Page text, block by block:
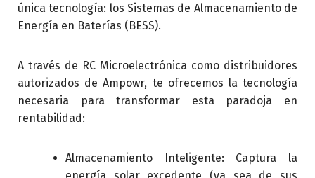
única tecnología: los Sistemas de Almacenamiento de
Energía en Baterías (BESS).
A través de RC Microelectrónica como distribuidores
autorizados de Ampowr, te ofrecemos la tecnología
necesaria para transformar esta paradoja en
rentabilidad:
Almacenamiento Inteligente: Captura la
energía solar excedente (ya sea de sus